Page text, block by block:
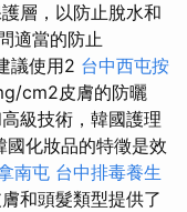
層，以防止脫水和
適當的防止
議使用2 台中西屯按
cm2皮膚的防曬
級技術，韓國護理
國化妝品的特徵是效
南屯 台中排毒養生
和頭髮類型提供了